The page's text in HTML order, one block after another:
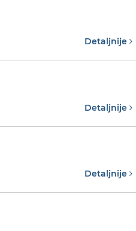
Detaljnije
Detaljnije
Detaljnije